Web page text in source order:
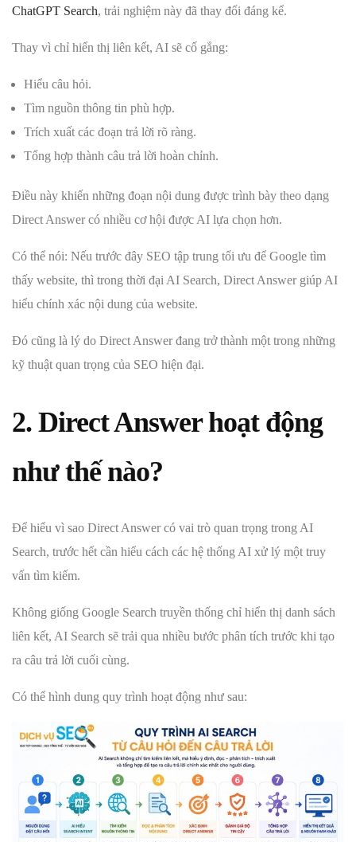
ChatGPT Search, trải nghiệm này đã thay đổi đáng kể.
Thay vì chỉ hiển thị liên kết, AI sẽ cố gắng:
Hiểu câu hỏi.
Tìm nguồn thông tin phù hợp.
Trích xuất các đoạn trả lời rõ ràng.
Tổng hợp thành câu trả lời hoàn chỉnh.
Điều này khiến những đoạn nội dung được trình bày theo dạng
Direct Answer có nhiều cơ hội được AI lựa chọn hơn.
Có thể nói: Nếu trước đây SEO tập trung tối ưu để Google tìm
thấy website, thì trong thời đại AI Search, Direct Answer giúp AI
hiểu chính xác nội dung của website.
Đó cũng là lý do Direct Answer đang trở thành một trong những
kỹ thuật quan trọng của SEO hiện đại.
2. Direct Answer hoạt động
như thế nào?
Để hiểu vì sao Direct Answer có vai trò quan trọng trong AI
Search, trước hết cần hiểu cách các hệ thống AI xử lý một truy
vấn tìm kiếm.
Không giống Google Search truyền thống chỉ hiển thị danh sách
liên kết, AI Search sẽ trải qua nhiều bước phân tích trước khi tạo
ra câu trả lời cuối cùng.
Có thể hình dung quy trình hoạt động như sau: